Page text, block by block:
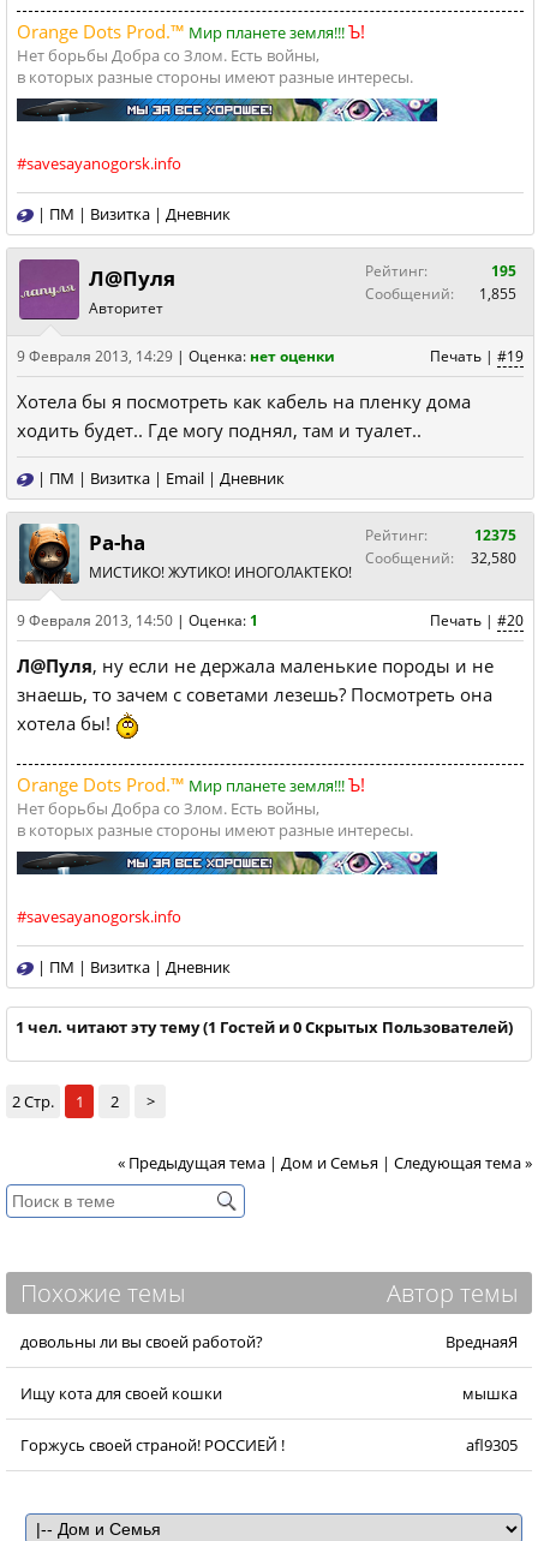
Orange Dots Prod.™ Мир планете земля!!!Ъ!
Нет борьбы Добра со Злом. Есть войны,
в которых разные стороны имеют разные интересы.
#savesayanogorsk.info
| ПМ | Визитка | Дневник
Л@Пуля
Авторитет
Рейтинг:
195
Сообщений:
1,855
Печать | #19
9 Февраля 2013, 14:29 | Оценка: нет оценки
Хотела бы я посмотреть как кабель на пленку дома
ходить будет.. Где могу поднял, там и туалет..
| ПМ | Визитка | Email | Дневник
Pa-ha
МИСТИКО! ЖУТИКО! ИНОГОЛАКТЕКО!
Рейтинг:
12375
Сообщений:
32,580
Печать | #20
9 Февраля 2013, 14:50 | Оценка: 1
Л@Пуля, ну если не держала маленькие породы и не
знаешь, то зачем с советами лезешь? Посмотреть она
хотела бы!
Orange Dots Prod.™ Мир планете земля!!!Ъ!
Нет борьбы Добра со Злом. Есть войны,
в которых разные стороны имеют разные интересы.
#savesayanogorsk.info
| ПМ | Визитка | Дневник
1 чел. читают эту тему (1 Гостей и 0 Скрытых Пользователей)
2 Стр. 1 2 >
« Предыдущая тема | Дом и Семья | Следующая тема »
Похожие темы Автор темы
довольны ли вы своей работой? ВреднаяЯ
Ищу кота для своей кошки мышка
Горжусь своей страной! РОССИЕЙ ! afl9305